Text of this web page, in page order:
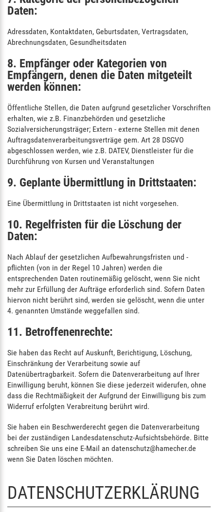
Daten:
Adressdaten, Kontaktdaten, Geburtsdaten, Vertragsdaten,
Abrechnungsdaten, Gesundheitsdaten
8. Empfänger oder Kategorien von
Empfängern, denen die Daten mitgeteilt
werden können:
Öffentliche Stellen, die Daten aufgrund gesetzlicher Vorschriften
erhalten, wie z.B. Finanzbehörden und gesetzliche
Sozialversicherungsträger; Extern - externe Stellen mit denen
Auftragsdatenverarbeitungsverträge gem. Art 28 DSGVO
abgeschlossen werden, wie z.B. DATEV, Dienstleister für die
Durchführung von Kursen und Veranstaltungen
9. Geplante Übermittlung in Drittstaaten:
Eine Übermittlung in Drittstaaten ist nicht vorgesehen.
10. Regelfristen für die Löschung der
Daten:
Nach Ablauf der gesetzlichen Aufbewahrungsfristen und -
pflichten (von in der Regel 10 Jahren) werden die
entsprechenden Daten routinemäßig gelöscht, wenn Sie nicht
mehr zur Erfüllung der Aufträge erforderlich sind. Sofern Daten
hiervon nicht berührt sind, werden sie gelöscht, wenn die unter
4. genannten Umstände weggefallen sind.
11. Betroffenenrechte:
Sie haben das Recht auf Auskunft, Berichtigung, Löschung,
Einschränkung der Verarbeitung sowie auf
Datenübertragbarkeit. Sofern die Datenverarbeitung auf Ihrer
Einwilligung beruht, können Sie diese jederzeit widerufen, ohne
dass die Rechtmäßigkeit der Aufgrund der Einwilligung bis zum
Widerruf erfolgten Verabreitung berührt wird.
Sie haben ein Beschwerderecht gegen die Datenverarbeitung
bei der zuständigen Landesdatenschutz-Aufsichtsbehörde. Bitte
schreiben Sie uns eine E-Mail an datenschutz@hamecher.de
wenn Sie Daten löschen möchten.
DATENSCHUTZERKLÄRUNG